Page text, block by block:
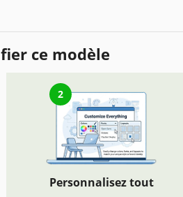
ce modèle
2
Personnalisez tout